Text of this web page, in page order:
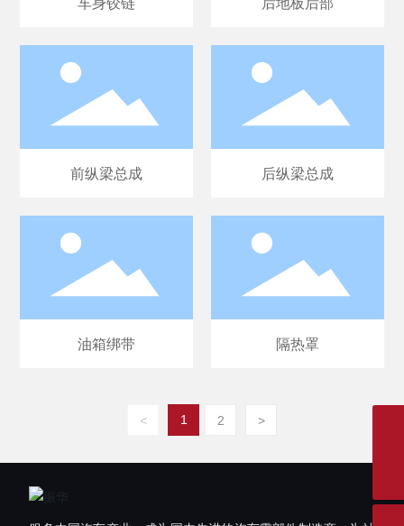
前纵梁总成 后纵梁总成
油箱绑带 隔热罩
< 1 2 >
zqfwb@wxzhenhua.com.cn